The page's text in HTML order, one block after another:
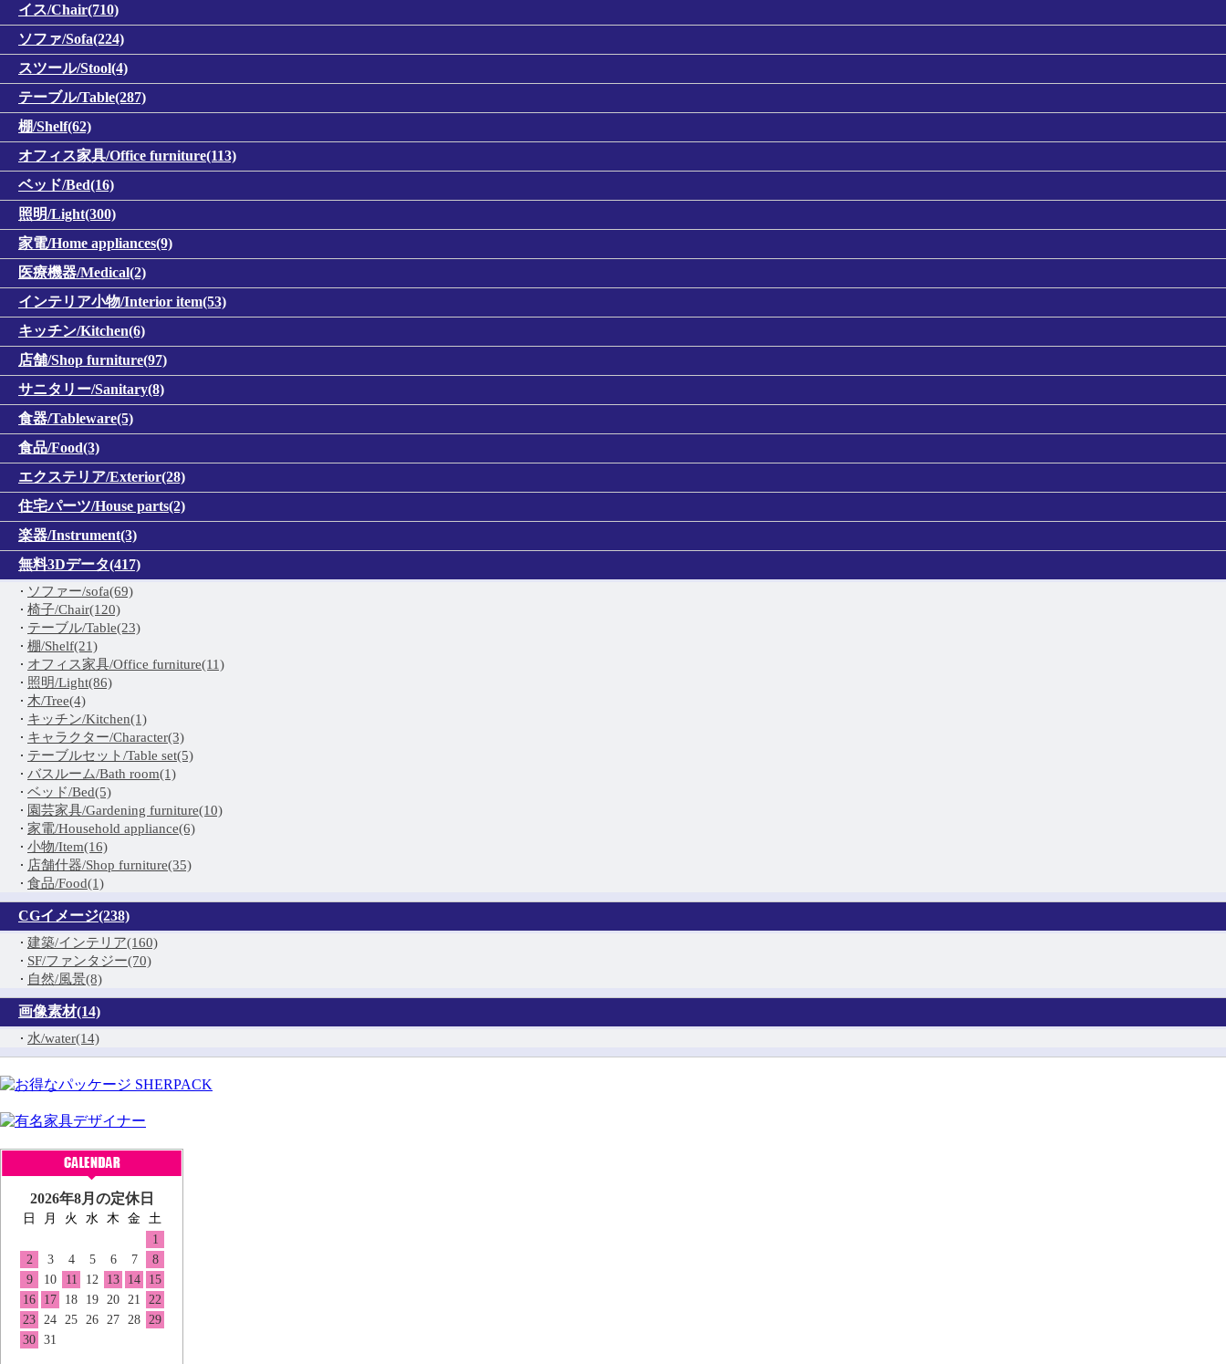
イス/Chair(710)
ソファ/Sofa(224)
スツール/Stool(4)
テーブル/Table(287)
棚/Shelf(62)
オフィス家具/Office furniture(113)
ベッド/Bed(16)
照明/Light(300)
家電/Home appliances(9)
医療機器/Medical(2)
インテリア小物/Interior item(53)
キッチン/Kitchen(6)
店舗/Shop furniture(97)
サニタリー/Sanitary(8)
食器/Tableware(5)
食品/Food(3)
エクステリア/Exterior(28)
住宅パーツ/House parts(2)
楽器/Instrument(3)
無料3Dデータ(417)
ソファー/sofa(69)
椅子/Chair(120)
テーブル/Table(23)
棚/Shelf(21)
オフィス家具/Office furniture(11)
照明/Light(86)
木/Tree(4)
キッチン/Kitchen(1)
キャラクター/Character(3)
テーブルセット/Table set(5)
バスルーム/Bath room(1)
ベッド/Bed(5)
園芸家具/Gardening furniture(10)
家電/Household appliance(6)
小物/Item(16)
店舗什器/Shop furniture(35)
食品/Food(1)
CGイメージ(238)
建築/インテリア(160)
SF/ファンタジー(70)
自然/風景(8)
画像素材(14)
水/water(14)
2026年8月の定休日
日 月 火 水 木 金
土
1
2
3 4 5 6 7
8
9
10 11 12 13 14
15
16
17 18 19 20 21
22
23
24 25 26 27 28
29
30 31